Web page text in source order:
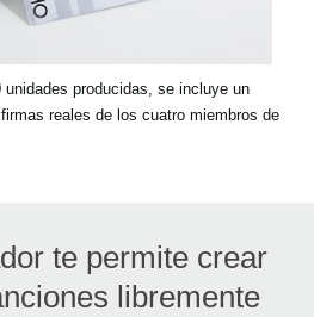
producidas, se incluye un
reales de los cuatro miembros de
te permite crear
libremente